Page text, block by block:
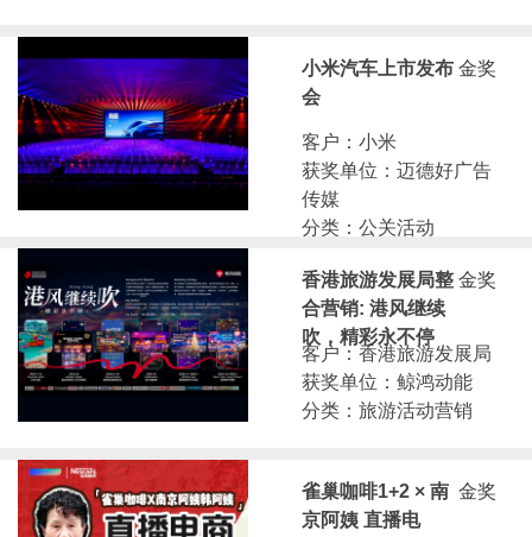
金奖
小米汽车上市发布
会
客户：小米
获奖单位：迈德好广告
传媒
分类：公关活动
金奖
香港旅游发展局整
合营销: 港风继续
吹，精彩永不停
客户：香港旅游发展局
获奖单位：鲸鸿动能
分类：旅游活动营销
金奖
雀巢咖啡1+2 × 南
京阿姨 直播电